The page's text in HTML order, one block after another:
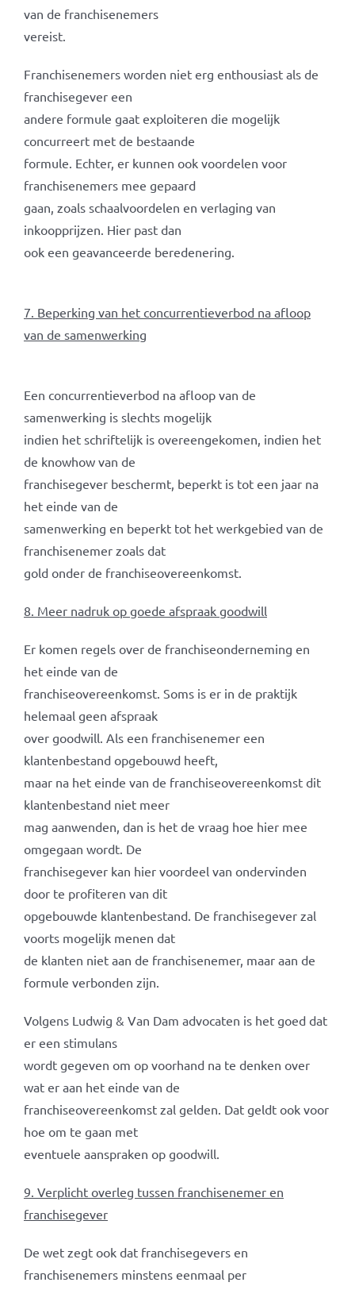
van de franchisenemers
vereist.
Franchisenemers worden niet erg enthousiast als de
franchisegever een
andere formule gaat exploiteren die mogelijk
concurreert met de bestaande
formule. Echter, er kunnen ook voordelen voor
franchisenemers mee gepaard
gaan, zoals schaalvoordelen en verlaging van
inkoopprijzen. Hier past dan
ook een geavanceerde beredenering.
7. Beperking van het concurrentieverbod na afloop
van de samenwerking
Een concurrentieverbod na afloop van de
samenwerking is slechts mogelijk
indien het schriftelijk is overeengekomen, indien het
de knowhow van de
franchisegever beschermt, beperkt is tot een jaar na
het einde van de
samenwerking en beperkt tot het werkgebied van de
franchisenemer zoals dat
gold onder de franchiseovereenkomst.
8. Meer nadruk op goede afspraak goodwill
Er komen regels over de franchiseonderneming en
het einde van de
franchiseovereenkomst. Soms is er in de praktijk
helemaal geen afspraak
over goodwill. Als een franchisenemer een
klantenbestand opgebouwd heeft,
maar na het einde van de franchiseovereenkomst dit
klantenbestand niet meer
mag aanwenden, dan is het de vraag hoe hier mee
omgegaan wordt. De
franchisegever kan hier voordeel van ondervinden
door te profiteren van dit
opgebouwde klantenbestand. De franchisegever zal
voorts mogelijk menen dat
de klanten niet aan de franchisenemer, maar aan de
formule verbonden zijn.
Volgens Ludwig & Van Dam advocaten is het goed dat
er een stimulans
wordt gegeven om op voorhand na te denken over
wat er aan het einde van de
franchiseovereenkomst zal gelden. Dat geldt ook voor
hoe om te gaan met
eventuele aanspraken op goodwill.
9. Verplicht overleg tussen franchisenemer en
franchisegever
De wet zegt ook dat franchisegevers en
franchisenemers minstens eenmaal per